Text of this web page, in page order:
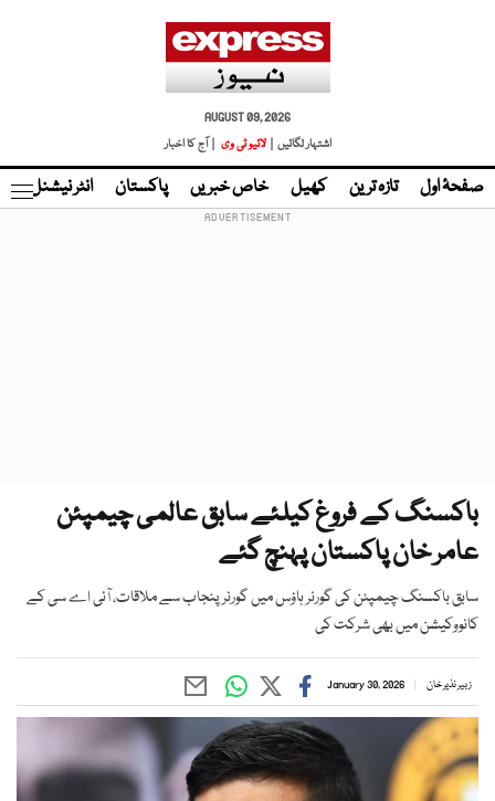
AUGUST 09, 2026
اشتہار لگائیں |
لائیو ٹی وی | آج کا اخبار
صفحۂ اول تازہ ترین کھیل خاص خبریں پاکستان انٹر نیشنل
باکسنگ کے فروغ کیلئے سابق عالمی چیمپئن
عامر خان پاکستان پہنچ گئے
سابق باکسنگ چیمپئن کی گورنر ہاؤس میں گورنر پنجاب سے ملاقات، آئی اے سی کے
کانووکیشن میں بھی شرکت کی
زبیر نذیر خان January 30, 2026